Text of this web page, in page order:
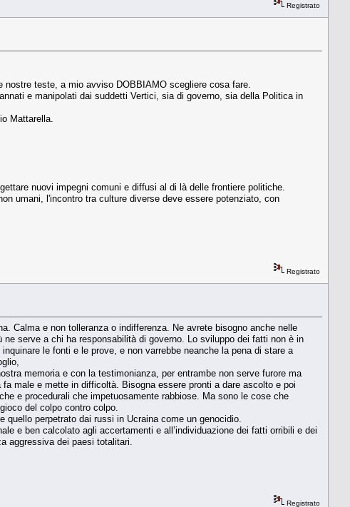
Registrato
teste, a mio avviso DOBBIAMO scegliere cosa fare.
e manipolati dai suddetti Vertici, sia di governo, sia della Politica in
Mattarella.
nuovi impegni comuni e diffusi al di là delle frontiere politiche.
umani, l'incontro tra culture diverse deve essere potenziato, con
Registrato
Calma e non tolleranza o indifferenza. Ne avrete bisogno anche nelle
serve a chi ha responsabilità di governo. Lo sviluppo dei fatti non è in
le fonti e le prove, e non varrebbe neanche la pena di stare a
memoria e con la testimonianza, per entrambe non serve furore ma
male e mette in difficoltà. Bisogna essere pronti a dare ascolto e poi
e procedurali che impetuosamente rabbiose. Ma sono le cose che
del colpo contro colpo.
perpetrato dai russi in Ucraina come un genocidio.
e ben calcolato agli accertamenti e all’individuazione dei fatti orribili e dei
aggressiva dei paesi totalitari.
Registrato